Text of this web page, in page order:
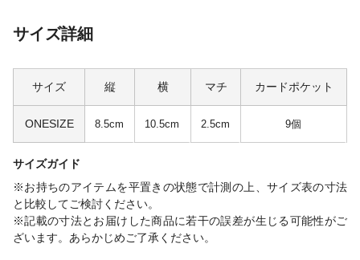
サイズ詳細
サイズ 縦 横 マチ カードポケット
ONESIZE 8.5cm 10.5cm 2.5cm 9個
サイズガイド
※お持ちのアイテムを平置きの状態で計測の上、サイズ表の寸法
と比較してご検討ください。
※記載の寸法とお届けした商品に若干の誤差が生じる可能性がご
ざいます。あらかじめご了承ください。